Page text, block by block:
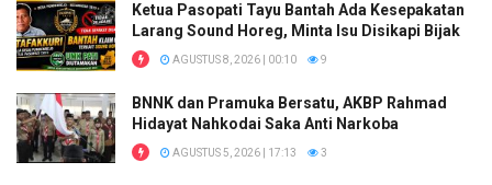
Ketua Pasopati Tayu Bantah Ada Kesepakatan
Larang Sound Horeg, Minta Isu Disikapi Bijak
AGUSTUS 8, 2026 | 00:10 9
BNNK dan Pramuka Bersatu, AKBP Rahmad
Hidayat Nahkodai Saka Anti Narkoba
AGUSTUS 5, 2026 | 17:13 3